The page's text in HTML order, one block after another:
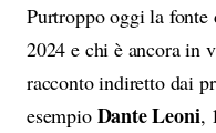
Purtroppo oggi la fonte
2024 e chi è ancora in
racconto indiretto dai
esempio Dante Leoni,